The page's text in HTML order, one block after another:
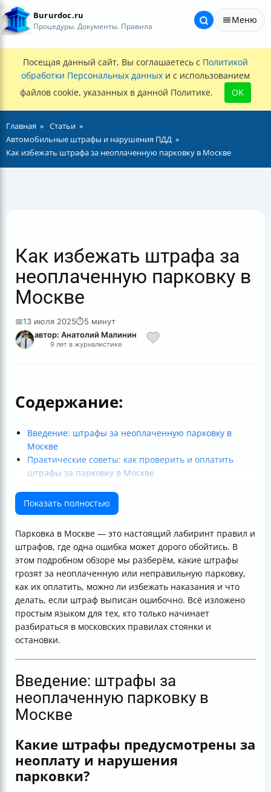
Bururdoc.ru
Процедуры. Документы. Правила
Меню
Посещая данный сайт, Вы соглашаетесь с Политикой
обработки Персональных данных и с использованием
файлов cookie, указанных в данной Политике.
OK
Главная
Статьи
Автомобильные штрафы и нарушения ПДД
Как избежать штрафа за неоплаченную парковку в Москве
Как избежать штрафа за
неоплаченную парковку в
Москве
📅13 июля 2025⏱5 минут
автор: Анатолий Малинин
9 лет в журналистике
Содержание:
Введение: штрафы за неоплаченную парковку в
Москве
Практические советы: как проверить и оплатить
штрафы за парковку в Москве
выписан ошибочно?
Распространённые проблемы и особенности системы
Итоги и рекомендации для водителей в Москве
Таблица основных штрафов за парковку в Москве
(2025)
Показать полностью
Парковка в Москве — это настоящий лабиринт правил и
штрафов, где одна ошибка может дорого обойтись. В
этом подробном обзоре мы разберём, какие штрафы
грозят за неоплаченную или неправильную парковку,
как их оплатить, можно ли избежать наказания и что
делать, если штраф выписан ошибочно. Всё изложено
простым языком для тех, кто только начинает
разбираться в московских правилах стоянки и
остановки.
Введение: штрафы за
неоплаченную парковку в
Москве
Какие штрафы предусмотрены за
неоплату и нарушения
парковки?